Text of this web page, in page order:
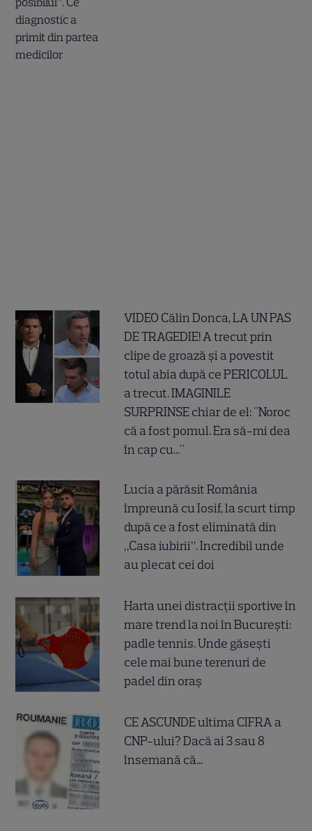
VIDEO Călin Donca, LA UN PAS
DE TRAGEDIE! A trecut prin
clipe de groază și a povestit
totul abia după ce PERICOLUL
a trecut. IMAGINILE
SURPRINSE chiar de el: "Noroc
că a fost pomul. Era să-mi dea
în cap cu..."
Lucia a părăsit România
împreună cu Iosif, la scurt timp
după ce a fost eliminată din
„Casa iubirii”. Incredibil unde
au plecat cei doi
Harta unei distracții sportive în
mare trend la noi în București:
padle tennis. Unde găsești
cele mai bune terenuri de
padel din oraș
CE ASCUNDE ultima CIFRA a
CNP-ului? Dacă ai 3 sau 8
însemană că...